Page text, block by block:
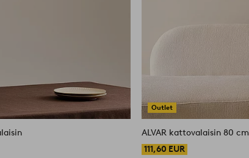
Outlet
ALVAR kattovalaisin 80 cm
111,60 EUR